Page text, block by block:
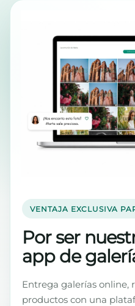
VENTAJA EXCLUSIVA
Por ser
app de
Entrega galerías online,
productos con una